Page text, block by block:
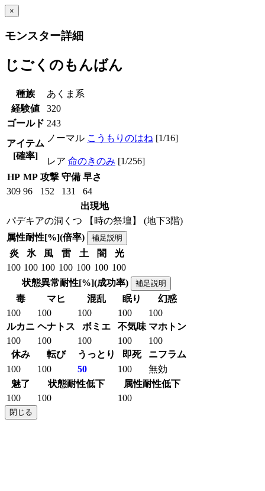
×
モンスター詳細
じごくのもんばん
種族
あくま系
経験値
320
ゴールド 243
アイテム
[確率]
ノーマル こうもりのはね [1/16]
レア 命のきのみ [1/256]
HP MP 攻撃 守備 早さ
309 96 152 131
64
出現地
パデキアの洞くつ 【時の祭壇】 (地下3階)
属性耐性[%](倍率)
補足説明
炎 氷 風 雷 土 闇
光
100 100 100 100 100 100 100
状態異常耐性[%](成功率)
補足説明
毒 マヒ 混乱 眠り
幻惑
100
100 100 100
100
ルカニ ヘナトス ボミエ 不気味 マホトン
100
100 100 100
100
休み
転び うっとり 即死
ニフラム
100
100 50 100
無効
魅了
状態耐性低下
属性耐性低下
100
100 100
閉じる